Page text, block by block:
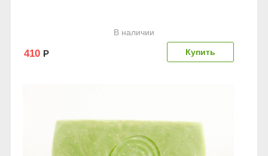
В наличии
410 Р